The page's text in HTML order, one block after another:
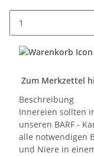
Zum Merkzettel
Beschreibung
Innereien sollten
unseren BARF -
alle notwendigen
und Niere in